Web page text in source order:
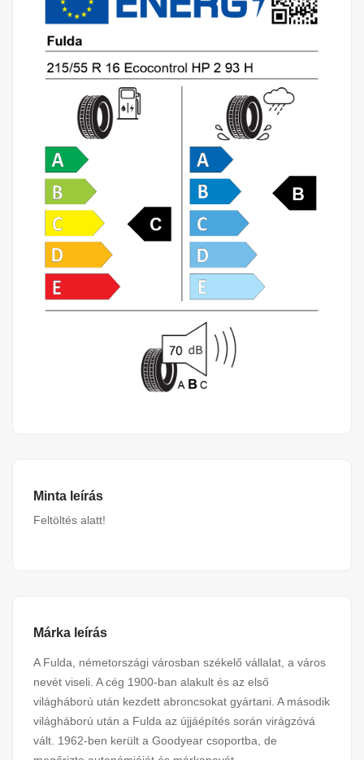
Minta leírás
Feltöltés alatt!
Márka leírás
A Fulda, németországi városban székelő vállalat, a város
nevét viseli. A cég 1900-ban alakult és az első
világháború után kezdett abroncsokat gyártani. A második
világháború után a Fulda az újjáépítés során virágzóvá
vált. 1962-ben került a Goodyear csoportba, de